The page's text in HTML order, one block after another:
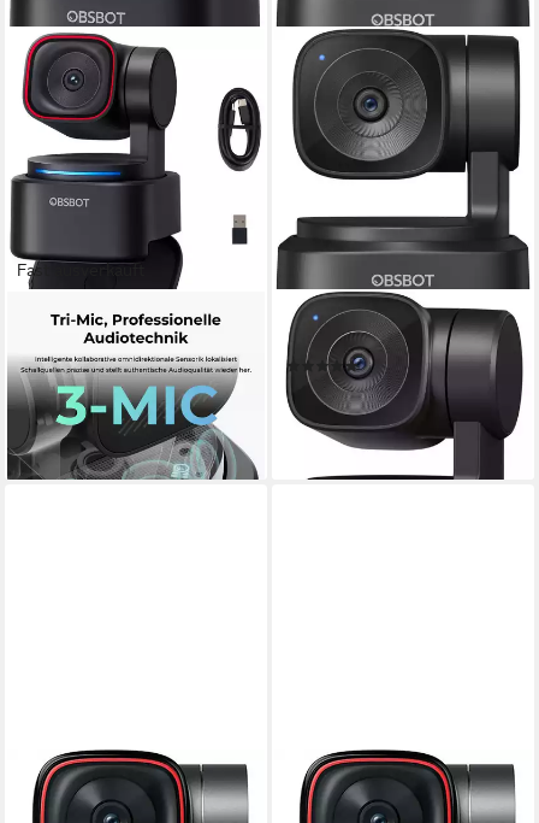
Fast ausverkauft
OBSBOT
TINY 3 Lite Webcam
4K Ultra HD Auflösung Video
229,00 €
20,91 €mtl. in 12 Raten
lieferbar - in 1-2 Werktagen bei dir
OBSBOT
Tiny SE Webcam
(2)
ab 149,00 €
13,61 €mtl. in 12 Raten
lieferbar - in 1-2 Werktagen bei dir